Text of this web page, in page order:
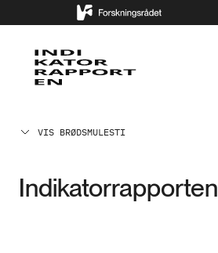
VIS BRØDSMULESTI
Indikatorrapporten